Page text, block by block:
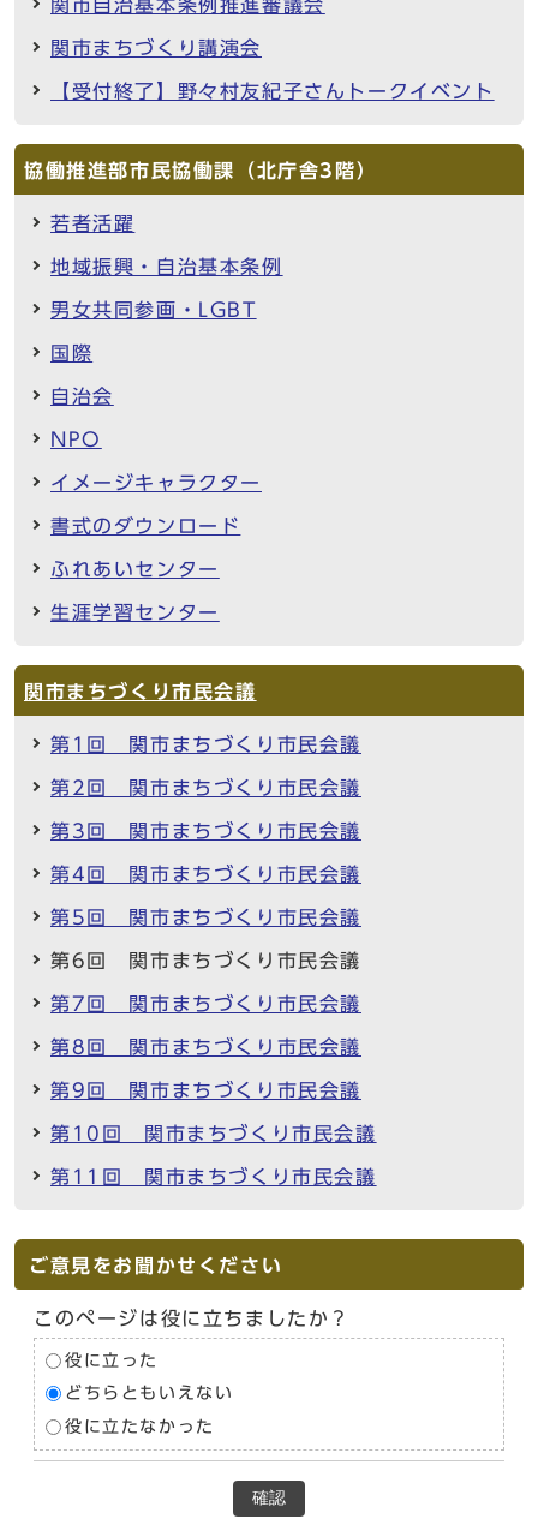
関市自治基本条例推進審議会
関市まちづくり講演会
【受付終了】野々村友紀子さんトークイベント
協働推進部市民協働課（北庁舎3階）
若者活躍
地域振興・自治基本条例
男女共同参画・LGBT
国際
自治会
NPO
イメージキャラクター
書式のダウンロード
ふれあいセンター
生涯学習センター
関市まちづくり市民会議
第1回 関市まちづくり市民会議
第2回 関市まちづくり市民会議
第3回 関市まちづくり市民会議
第4回 関市まちづくり市民会議
第5回 関市まちづくり市民会議
第6回 関市まちづくり市民会議
第7回 関市まちづくり市民会議
第8回 関市まちづくり市民会議
第9回 関市まちづくり市民会議
第10回 関市まちづくり市民会議
第11回 関市まちづくり市民会議
ご意見をお聞かせください
このページは役に立ちましたか？
役に立った
どちらともいえない
役に立たなかった
確認